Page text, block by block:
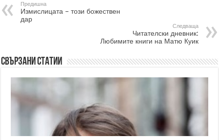
Предишна
Измислицата – този божествен
дар
Следваща
Читателски дневник:
Любимите книги на Матю Куик
Свързани статии